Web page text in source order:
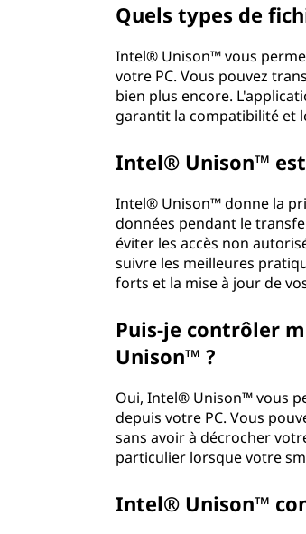
Quels types de
Intel® Unison™ vous
votre PC. Vous pouvez
bien plus encore.
garantit la compatibilité et
Intel® Unison™
Intel® Unison™ donne la
données pendant le
éviter les accès non
suivre les meilleures
forts et la mise à jour de
Puis-je contrôler
Unison™ ?
Oui, Intel® Unison™ vous
depuis votre PC. Vous
sans avoir à décrocher
particulier lorsque votre
Intel® Unison™